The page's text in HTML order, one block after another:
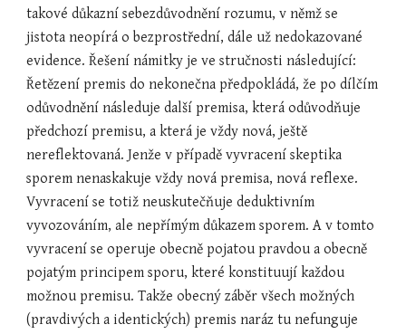
takové důkazní sebezdůvodnění rozumu, v němž se
jistota neopírá o bezprostřední, dále už nedokazované
evidence. Řešení námitky je ve stručnosti následující:
Řetězení premis do nekonečna předpokládá, že po dílčím
odůvodnění následuje další premisa, která odůvodňuje
předchozí premisu, a která je vždy nová, ještě
nereflektovaná. Jenže v případě vyvracení skeptika
sporem nenaskakuje vždy nová premisa, nová reflexe.
Vyvracení se totiž neuskutečňuje deduktivním
vyvozováním, ale nepřímým důkazem sporem. A v tomto
vyvracení se operuje obecně pojatou pravdou a obecně
pojatým principem sporu, které konstituují každou
možnou premisu. Takže obecný záběr všech možných
(pravdivých a identických) premis naráz tu nefunguje